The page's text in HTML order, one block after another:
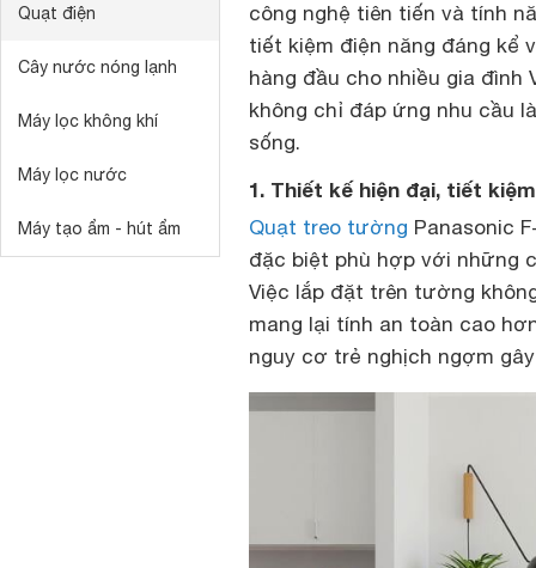
Quạt điện
Cây nước nóng lạnh
Máy lọc không khí
Máy lọc nước
Máy tạo ẩm - hút ẩm
công nghệ tiên tiến và tính
tiết kiệm điện năng đáng kể
hàng đầu cho nhiều gia đình
không chỉ đáp ứng nhu cầu
sống.
1. Thiết kế hiện đại, tiết
Quạt treo tường Panasonic
đặc biệt phù hợp với những
Việc lắp đặt trên tường
mang lại tính an toàn cao
nguy cơ trẻ nghịch ngợm